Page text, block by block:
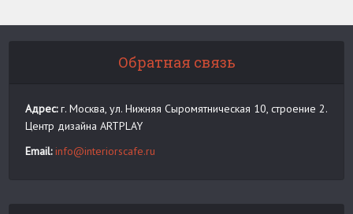
Обратная связь
Адрес:г. Москва, ул. Нижняя Сыромятническая 10, строение 2.
Центр дизайна ARTPLAY
Email: info@interiorscafe.ru